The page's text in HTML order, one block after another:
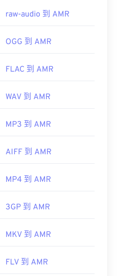
raw-audio 到 AMR
OGG 到 AMR
FLAC 到 AMR
WAV 到 AMR
MP3 到 AMR
AIFF 到 AMR
MP4 到 AMR
3GP 到 AMR
MKV 到 AMR
FLV 到 AMR